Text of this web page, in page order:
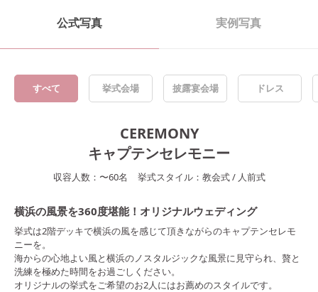
公式写真 実例写真
すべて 挙式会場 披露宴会場 ドレス
CEREMONY
キャプテンセレモニー
収容人数： 〜60名 挙式スタイル： 教会式/ 人前式
横浜の風景を360度堪能！オリジナルウェディング
挙式は2階デッキで横浜の風を感じて頂きながらのキャプテンセレモ
ニーを。
海からの心地よい風と横浜のノスタルジックな風景に見守られ、贅と
洗練を極めた時間をお過ごしください。
オリジナルの挙式をご希望のお2人にはお薦めのスタイルです。